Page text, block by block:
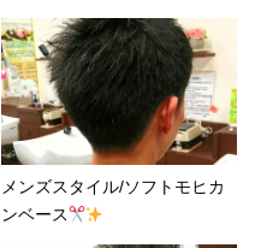
メンズスタイル/ソフトモヒカ
ンベース